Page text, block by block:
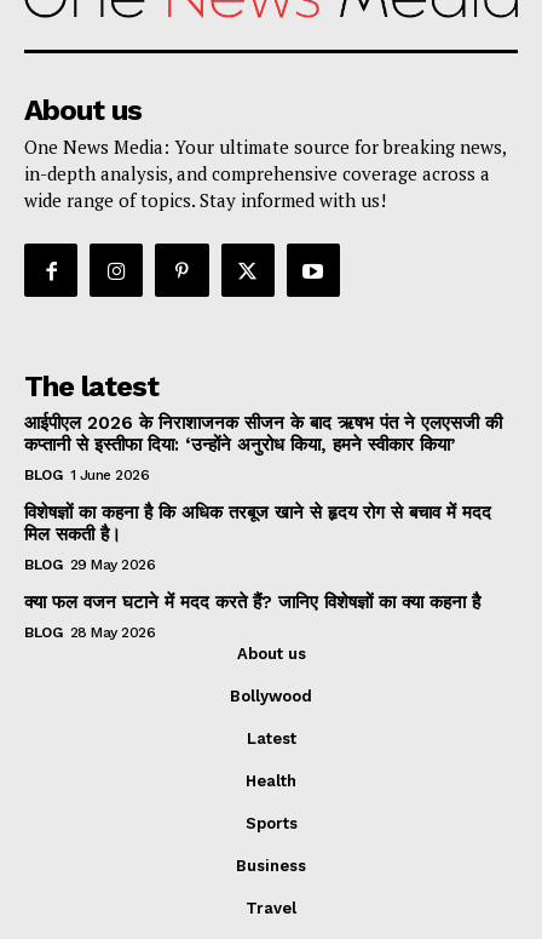
About us
One News Media: Your ultimate source for breaking news,
in-depth analysis, and comprehensive coverage across a
wide range of topics. Stay informed with us!
The latest
आईपीएल 2026 के निराशाजनक सीजन के बाद ऋषभ पंत ने एलएसजी की
कप्तानी से इस्तीफा दिया: ‘उन्होंने अनुरोध किया, हमने स्वीकार किया’
BLOG 1 June 2026
विशेषज्ञों का कहना है कि अधिक तरबूज खाने से हृदय रोग से बचाव में मदद
मिल सकती है।
BLOG 29 May 2026
क्या फल वजन घटाने में मदद करते हैं? जानिए विशेषज्ञों का क्या कहना है
BLOG 28 May 2026
About us
Bollywood
Latest
Health
Sports
Business
Travel